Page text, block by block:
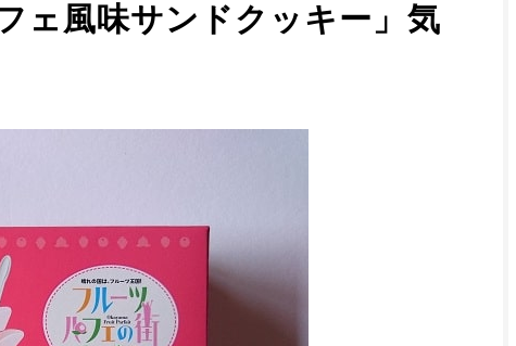
ェ風味サンドクッキー」気